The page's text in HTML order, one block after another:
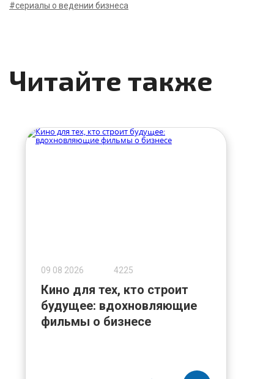
#сериалы о ведении бизнеса
Читайте также
09 08 2026 4225
Кино для тех, кто строит
будущее: вдохновляющие
фильмы о бизнесе